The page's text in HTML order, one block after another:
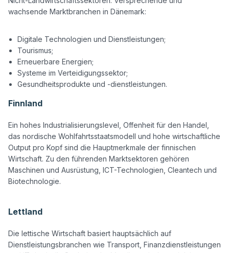
wachsende Marktbranchen in Dänemark:
Digitale Technologien und Dienstleistungen;
Tourismus;
Erneuerbare Energien;
Systeme im Verteidigungssektor;
Gesundheitsprodukte und -dienstleistungen.
Finnland
Ein hohes Industrialisierungslevel, Offenheit für den Handel,
das nordische Wohlfahrtsstaatsmodell und hohe wirtschaftliche
Output pro Kopf sind die Hauptmerkmale der finnischen
Wirtschaft. Zu den führenden Marktsektoren gehören
Maschinen und Ausrüstung, ICT-Technologien, Cleantech und
Biotechnologie.
Lettland
Die lettische Wirtschaft basiert hauptsächlich auf
Dienstleistungsbranchen wie Transport, Finanzdienstleistungen